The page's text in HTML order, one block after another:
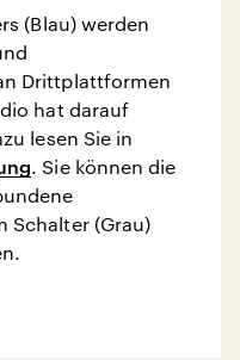
(Blau) werden
Drittplattformen
hat darauf
lesen Sie in
. Sie können die
Schalter (Grau)